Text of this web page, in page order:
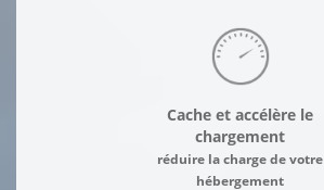
Cache et accélère le
chargement
réduire la charge de votre
hébergement